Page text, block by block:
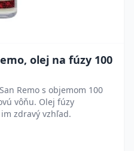
olej na fúzy 100
Remo s objemom 100
vôňu. Olej fúzy
zdravý vzhľad.